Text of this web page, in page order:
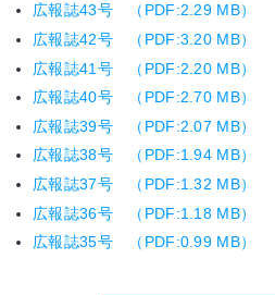
広報誌43号 （PDF:2.29 MB）
広報誌42号 （PDF:3.20 MB）
広報誌41号 （PDF:2.20 MB）
広報誌40号 （PDF:2.70 MB）
広報誌39号 （PDF:2.07 MB）
広報誌38号 （PDF:1.94 MB）
広報誌37号 （PDF:1.32 MB）
広報誌36号 （PDF:1.18 MB）
広報誌35号 （PDF:0.99 MB）